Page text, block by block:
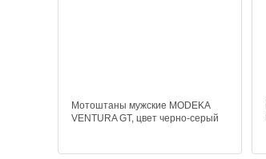
Мотоштаны мужские MODEKA
VENTURA GT, цвет черно-серый